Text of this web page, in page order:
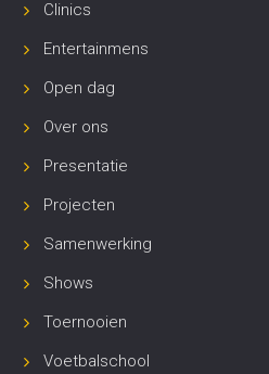
Clinics
Entertainmens
Open dag
Over ons
Presentatie
Projecten
Samenwerking
Shows
Toernooien
Voetbalschool